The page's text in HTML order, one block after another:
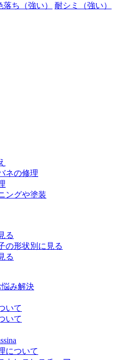
落ち（強い） 耐シミ（強い）
ネの修理
ングや塗装
る
の形状別に見る
る
み解決
いて
いて
について